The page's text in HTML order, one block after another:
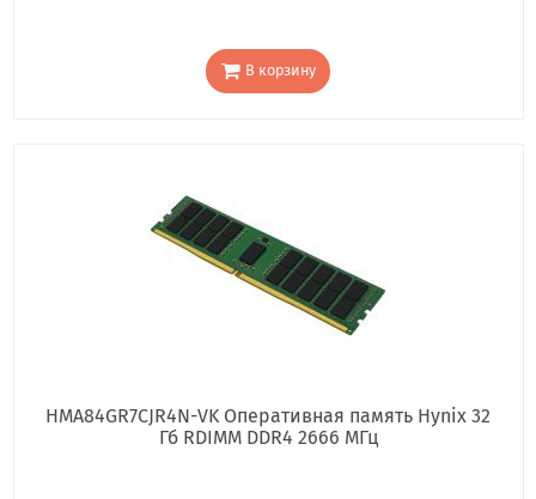
В корзину
HMA84GR7CJR4N-VK Оперативная память Hynix 32
Гб RDIMM DDR4 2666 МГц